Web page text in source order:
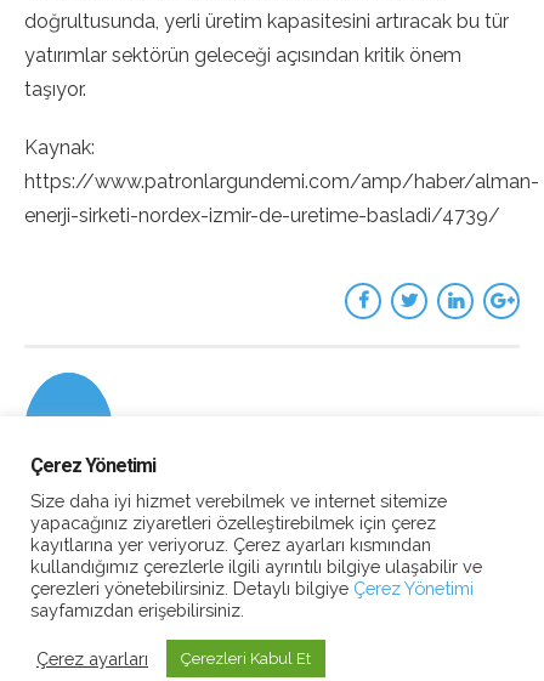
doğrultusunda, yerli üretim kapasitesini artıracak bu tür
yatırımlar sektörün geleceği açısından kritik önem
taşıyor.
Kaynak:
https://www.patronlargundemi.com/amp/haber/alman-
enerji-sirketi-nordex-izmir-de-uretime-basladi/4739/
Çerez Yönetimi
Size daha iyi hizmet verebilmek ve internet sitemize
yapacağınız ziyaretleri özelleştirebilmek için çerez
kayıtlarına yer veriyoruz. Çerez ayarları kısmından
kullandığımız çerezlerle ilgili ayrıntılı bilgiye ulaşabilir ve
çerezleri yönetebilirsiniz. Detaylı bilgiye Çerez Yönetimi
sayfamızdan erişebilirsiniz.
Çerez ayarları Çerezleri Kabul Et